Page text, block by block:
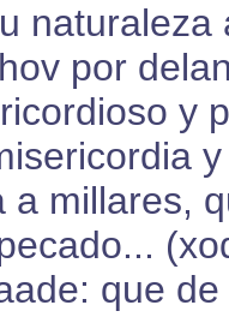
por
y
a millares,
que